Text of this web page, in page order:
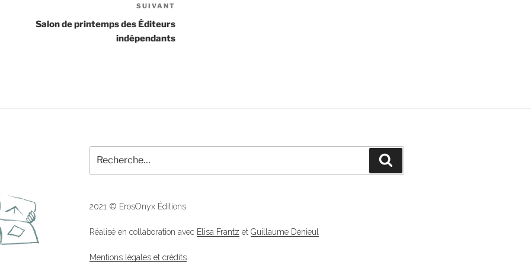
suivant
SUIVANT
Salon de printemps des Éditeurs
indépendants
pour
:
2021 © ErosOnyx Éditions
Réalisé en collaboration avec Elisa Frantz et Guillaume Denieul
Mentions légales et crédits